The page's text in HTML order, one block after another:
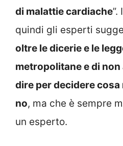
di malattie cardiache
quindi gli esperti
oltre le dicerie e le
metropolitane e di
dire per decidere cosa
no, ma che è sempre
un esperto.